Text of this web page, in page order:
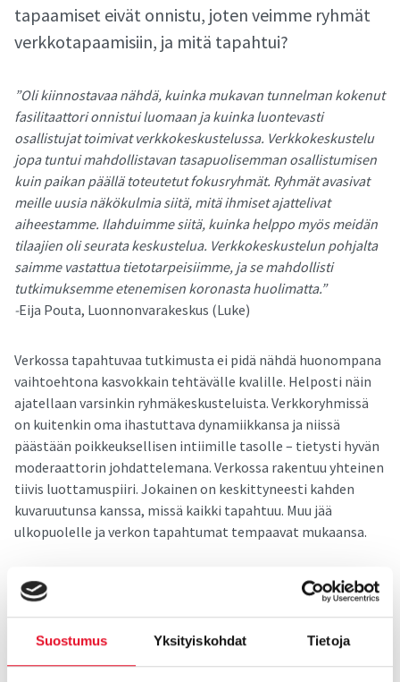
Suostumus Yksityiskohdat Tietoja
tapaamiset eivät onnistu, joten veimme ryhmät
verkkotapaamisiin, ja mitä tapahtui?
”Oli kiinnostavaa nähdä, kuinka mukavan tunnelman kokenut
fasilitaattori onnistui luomaan ja kuinka luontevasti
osallistujat toimivat verkkokeskustelussa. Verkkokeskustelu
jopa tuntui mahdollistavan tasapuolisemman osallistumisen
kuin paikan päällä toteutetut fokusryhmät. Ryhmät avasivat
meille uusia näkökulmia siitä, mitä ihmiset ajattelivat
aiheestamme. Ilahduimme siitä, kuinka helppo myös meidän
tilaajien oli seurata keskustelua. Verkkokeskustelun pohjalta
saimme vastattua tietotarpeisiimme, ja se mahdollisti
tutkimuksemme etenemisen koronasta huolimatta.”
-Eija Pouta, Luonnonvarakeskus (Luke)
Verkossa tapahtuvaa tutkimusta ei pidä nähdä huonompana
vaihtoehtona kasvokkain tehtävälle kvalille. Helposti näin
ajatellaan varsinkin ryhmäkeskusteluista. Verkkoryhmissä
on kuitenkin oma ihastuttava dynamiikkansa ja niissä
päästään poikkeuksellisen intiimille tasolle – tietysti hyvän
moderaattorin johdattelemana. Verkossa rakentuu yhteinen
tiivis luottamuspiiri. Jokainen on keskittyneesti kahden
kuvaruutunsa kanssa, missä kaikki tapahtuu. Muu jää
ulkopuolelle ja verkon tapahtumat tempaavat mukaansa.
näyttää hyvin monipuolisesti erilaista materiaalia.
Osallistujien palautetta voi kerätä sekä keskustelemalla
että kyselyillä tai hakemalla spontaaneja reaktioita chatissa